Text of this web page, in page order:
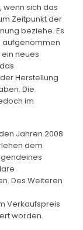
wenn sich das
Zeitpunkt der
beziehe. Es
aufgenommen
neues
Herstellung
Die
im
Jahren 2008
dem
Des Weiteren
Verkaufspreis
worden.